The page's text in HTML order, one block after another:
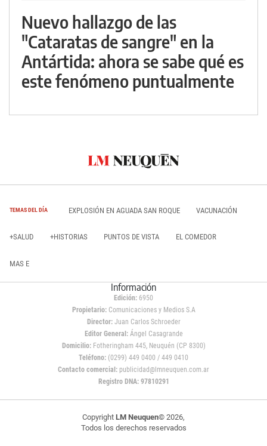
Nuevo hallazgo de las
"Cataratas de sangre" en la
Antártida: ahora se sabe qué es
este fenómeno puntualmente
TEMAS DEL DÍA EXPLOSIÓN EN AGUADA SAN ROQUE VACUNACIÓN
+SALUD +HISTORIAS PUNTOS DE VISTA EL COMEDOR
MAS E
Información
Edición: 6950
Propietario:Comunicaciones y Medios S.A
Director: Juan Carlos Schroeder
Editor General:Ángel Casagrande
Domicilio:Fotheringham 445, Neuquén (CP 8300)
Teléfono: (0299) 449 0400 / 449 0410
Contacto comercial: publicidad@lmneuquen.com.ar
Registro DNA: 97810291
Copyright LM Neuquen© 2026,
Todos los derechos reservados